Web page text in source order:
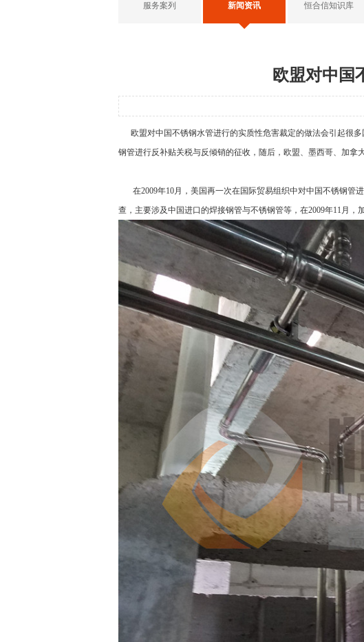
服务案列 新闻资讯 恒合信知识库
欧盟对中国
欧盟对中国不锈钢水管进行的实质性危害裁定的做法会引起很多
钢管进行反补贴关税与反倾销的征收，随后，欧盟、墨西哥、加拿
在2009年10月，美国再一次在国际贸易组织中对中国不锈钢管
查，主要涉及中国进口的焊接钢管与不锈钢管等，在2009年11月，